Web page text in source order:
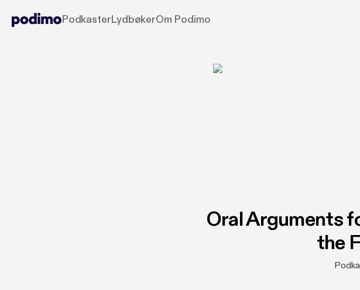
PodkasterLydbøkerOm Podimo
Oral Arguments
the